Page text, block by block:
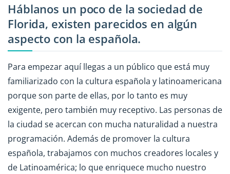
Háblanos un poco de la sociedad de
Florida, existen parecidos en algún
aspecto con la española.
Para empezar aquí llegas a un público que está muy
familiarizado con la cultura española y latinoamericana
porque son parte de ellas, por lo tanto es muy
exigente, pero también muy receptivo. Las personas de
la ciudad se acercan con mucha naturalidad a nuestra
programación. Además de promover la cultura
española, trabajamos con muchos creadores locales y
de Latinoamérica; lo que enriquece mucho nuestro